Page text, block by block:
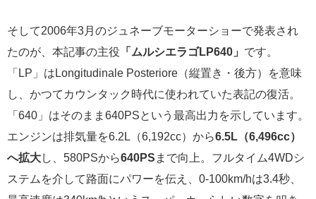
そして2006年3月のジュネーブモーターショーで発表され
たのが、本記事の主役 「ムルシエラゴLP640」 です。
「LP」はLongitudinale Posteriore（縦置き・後方）を意味
し、かつてカウンタック時代に使われていた表記の復活。
「640」はそのまま640PSという最高出力を示しています。
エンジンは排気量を6.2L（6,192cc）から6.5L（6,496cc）
へ拡大し、580PSから640PS まで向上。フルタイム4WDシ
ステムを介して路面にパワーを伝え、0-100km/hは3.4秒、